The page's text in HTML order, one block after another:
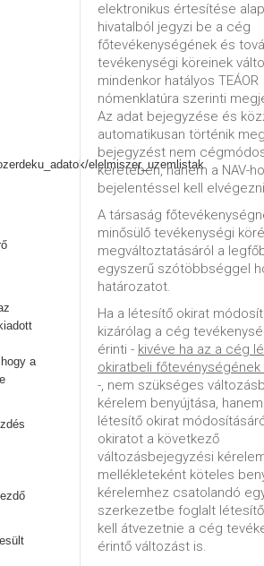
elelmiszer_uzemlistak
a
elektronikus értesítése
hivatalból jegyzi be a cég
főtevékenységének és
tevékenységi köreinek
mindenkor hatályos TEÁOR
nómenklatúra szerinti
Az adat bejegyzése és
automatikusan történik
bejegyzést nem
keretében, hanem a NAV-
bejelentéssel kell
A társaság
minősülő tevékenységi
megváltoztatásáról a
egyszerű szótöbbséggel
határozatot.
Ha a létesítő okirat
kizárólag a cég
érinti - kivéve ha az a cég
okiratbeli főtevénységének
-, nem szükséges
kérelem benyújtása,
létesítő okirat
okiratot a következő
változásbejegyzési
mellékleteként köteles
kérelemhez csatolandó
szerkezetbe foglalt
kell átvezetnie a cég
érintő változást is.